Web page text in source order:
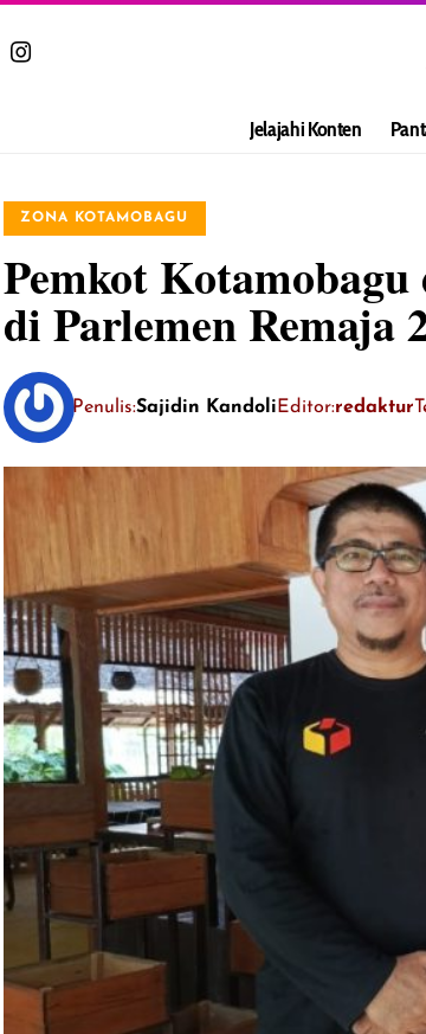
Jelajahi Konten
ZONA KOTAMOBAGU
Pemkot
di Parlemen Remaja
Penulis:Sajidin Kandoli Editor:redaktur